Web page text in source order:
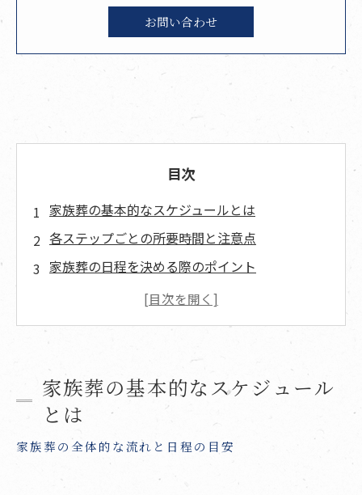
お問い合わせ
目次
家族葬の基本的なスケジュールとは
各ステップごとの所要時間と注意点
家族葬の日程を決める際のポイント
会場や宗教的要素によるスケジュールの影響
家族葬のスケジュールを立てる際の注意点
家族葬でよくあるトラブルとその回避方法
当日のトラブルを未然に防ぐためのチェックリ
家族葬のスケジュールに合わせた準備リスト
家族葬の基本的なスケジュール
とは
家族葬の全体的な流れと日程の目安